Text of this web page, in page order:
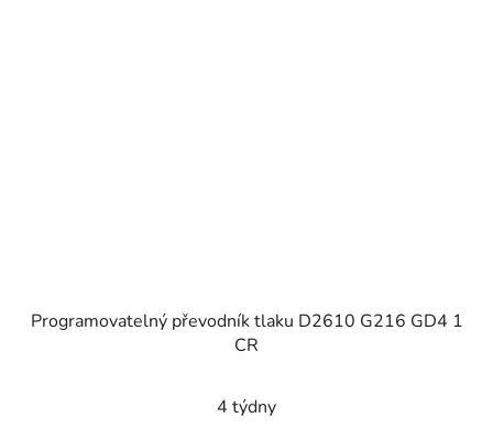
Programovatelný převodník tlaku D2610 G216 GD4 1
CR
4 týdny